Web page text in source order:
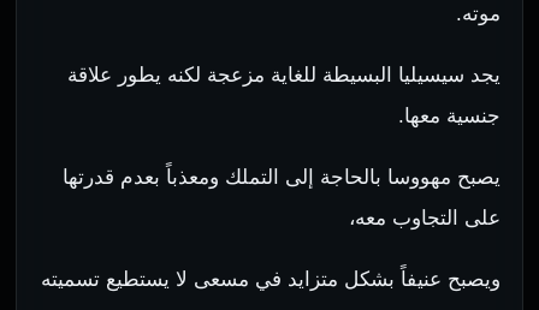
موته.
يجد سيسيليا البسيطة للغاية مزعجة لكنه يطور علاقة
جنسية معها.
يصبح مهووسا بالحاجة إلى التملك ومعذباً بعدم قدرتها
على التجاوب معه،
ويصبح عنيفاً بشكل متزايد في مسعى لا يستطيع تسميته